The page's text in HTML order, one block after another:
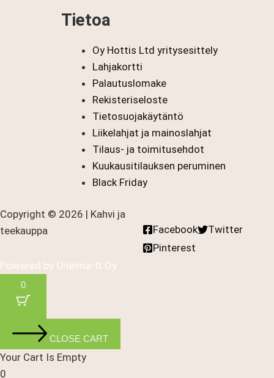
Tietoa
Oy Hottis Ltd yritysesittely
Lahjakortti
Palautuslomake
Rekisteriseloste
Tietosuojakäytäntö
Liikelahjat ja mainoslahjat
Tilaus- ja toimitusehdot
Kuukausitilauksen peruminen
Black Friday
Copyright © 2026 | Kahvi ja
teekauppa
Powered by Unelma-It Oy
Facebook
Twitter
Pinterest
0
CLOSE CART
Your Cart Is Empty
0